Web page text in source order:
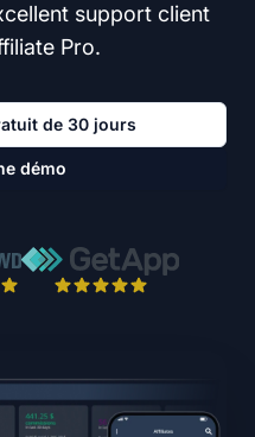
support client
Pro.
de 30 jours
démo